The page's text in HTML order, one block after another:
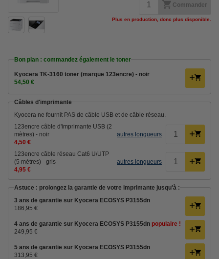
Commander
Plus en production, donc plus disponible.
Bon plan : commandez également le toner
Kyocera TK-3160 toner (marque 123encre) - noir
54,50 €
Câbles d'imprimante
Kyocera ne fournit PAS de câble USB et de câble réseau.
123encre câble d'imprimante USB (2
mètres) - noir
4,50 €
autres longueurs
123encre câble réseau Cat6 U/UTP
(5 mètres) - gris
4,95 €
autres longueurs
Astuce : prolongez la garantie de votre imprimante jusqu'à :
3 ans de garantie sur Kyocera ECOSYS P3155dn
186,95 €
4 ans de garantie sur Kyocera ECOSYS P3155dn populaire !
249,95 €
5 ans de garantie sur Kyocera ECOSYS P3155dn
313,95 €